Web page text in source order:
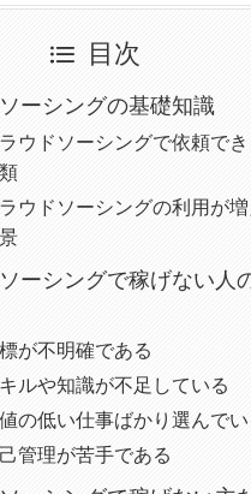
目次
ーシングの基礎知識
ウドソーシングで依頼で
ウドソーシングの利用が増
ーシングで稼げない人
が不明確である
ルや知識が不足している
の低い仕事ばかり選んでい
管理が苦手である